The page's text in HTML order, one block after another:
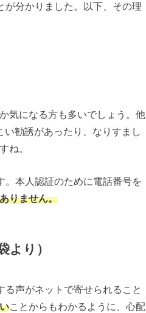
分かりました。以下、その理
気になる方も多いでしょう。他
勧誘があったり、なりすまし
ね。
。本人認証のために電話番号を
りません。
より）
声がネットで寄せられること
ことからもわかるように、心配